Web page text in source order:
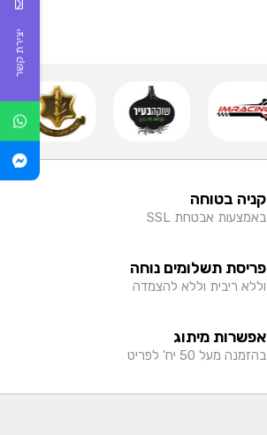
קניה בטוחה
באמצעות אבטחת SSL
פריסת תשלומים נוחה
וללא ריבית וללא להצמדה
אפשרות מיתוג
בהזמנה מעל 50 יח' לפריט
יצירת קשר